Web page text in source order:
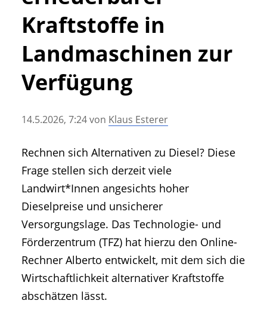
• Messen und Veranstaltungen
• Mitteilung der Redaktion
• Agritechnica Neuheiten Archiv
• Artikel nach Hersteller/Marke
Kraftstoffe in
Landmaschinen zur
Verfügung
14.5.2026, 7:24von Klaus Esterer
Rechnen sich Alternativen zu Diesel? Diese
Frage stellen sich derzeit viele
Landwirt*Innen angesichts hoher
Dieselpreise und unsicherer
Versorgungslage. Das Technologie- und
Förderzentrum (TFZ) hat hierzu den Online-
Rechner Alberto entwickelt, mit dem sich die
Wirtschaftlichkeit alternativer Kraftstoffe
abschätzen lässt.